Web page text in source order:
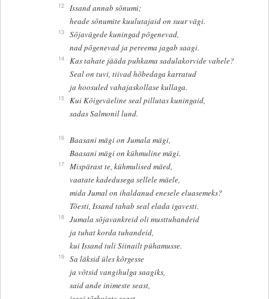
12
Issand annab sõnumi;
heade sõnumite kuulutajaid on suur vägi.
13
Sõjavägede kuningad põgenevad,
nad põgenevad ja pereema jagab saagi.
14
Kas tahate jääda puhkama sadulakorvide vahele?
Seal on tuvi, tiivad hõbedaga karratud
ja hoosuled vahajaskollase kullaga.
15
Kui Kõigeväeline seal pillutas kuningaid,
sadas Salmonil lund.
16
Baasani mägi on Jumala mägi,
Baasani mägi on kühmuline mägi.
17
Mispärast te, kühmulised mäed,
vaatate kadedusega sellele mäele,
mida Jumal on ihaldanud enesele eluasemeks?
Tõesti, Issand tahab seal elada igavesti.
18
Jumala sõjavankreid oli musttuhandeid
ja tuhat korda tuhandeid,
kui Issand tuli Siinailt pühamusse.
19
Sa läksid üles kõrgesse
ja võtsid vangihulga saagiks,
said ande inimeste seast,